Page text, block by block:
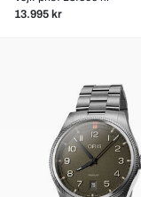
13.995 kr